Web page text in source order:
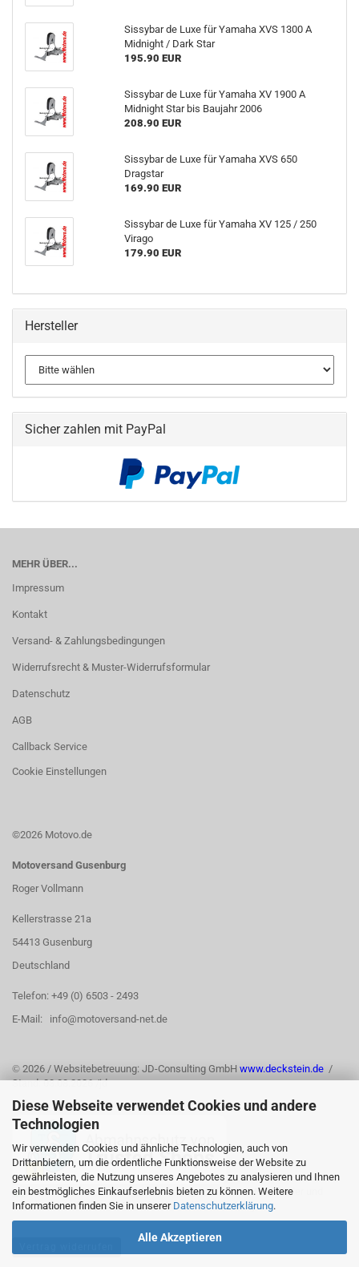
Diese Webseite verwendet Cookies und andere
Technologien
Wir verwenden Cookies und ähnliche Technologien, auch von
Drittanbietern, um die ordentliche Funktionsweise der Website zu
gewährleisten, die Nutzung unseres Angebotes zu analysieren und Ihnen
ein bestmögliches Einkaufserlebnis bieten zu können. Weitere
Informationen finden Sie in unserer Datenschutzerklärung.
Alle Akzeptieren
Sissybar de Luxe für Yamaha XVS 1300 A
Midnight / Dark Star
195.90 EUR
Sissybar de Luxe für Yamaha XV 1900 A
Midnight Star bis Baujahr 2006
208.90 EUR
Sissybar de Luxe für Yamaha XVS 650
Dragstar
169.90 EUR
Sissybar de Luxe für Yamaha XV 125 / 250
Virago
179.90 EUR
Hersteller
Sicher zahlen mit PayPal
MEHR ÜBER...
Impressum
Kontakt
Versand- & Zahlungsbedingungen
Widerrufsrecht & Muster-Widerrufsformular
Datenschutz
AGB
Callback Service
Cookie Einstellungen
©2026 Motovo.de
Motoversand Gusenburg
Roger Vollmann
Kellerstrasse 21a
54413 Gusenburg
Deutschland
Telefon: +49 (0) 6503 - 2493
E-Mail: info@motoversand-net.de
© 2026 / Websitebetreuung: JD-Consulting GmbH www.deckstein.de /
Stand: 03.08.2026 /jd